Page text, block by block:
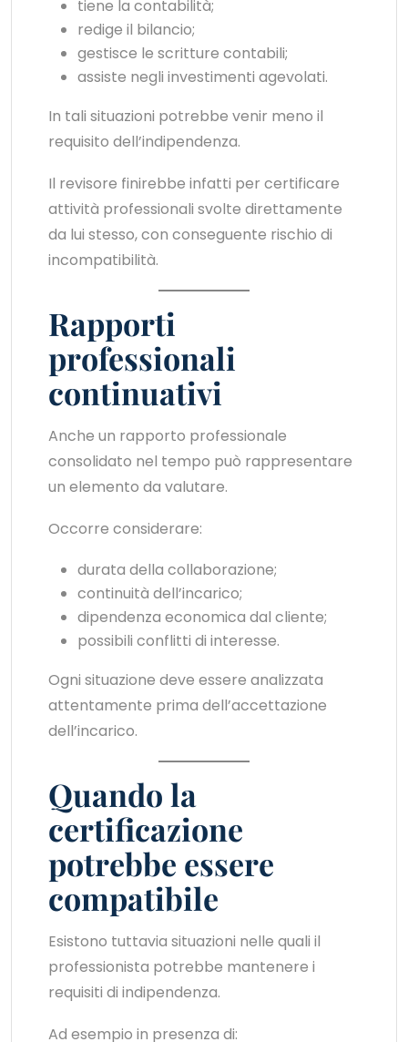
tiene la contabilità;
redige il bilancio;
gestisce le scritture contabili;
assiste negli investimenti agevolati.
In tali situazioni potrebbe venir meno il
requisito dell’indipendenza.
Il revisore finirebbe infatti per certificare
attività professionali svolte direttamente
da lui stesso, con conseguente rischio di
incompatibilità.
Rapporti
professionali
continuativi
Anche un rapporto professionale
consolidato nel tempo può rappresentare
un elemento da valutare.
Occorre considerare:
durata della collaborazione;
continuità dell’incarico;
dipendenza economica dal cliente;
possibili conflitti di interesse.
Ogni situazione deve essere analizzata
attentamente prima dell’accettazione
dell’incarico.
Quando la
certificazione
potrebbe essere
compatibile
Esistono tuttavia situazioni nelle quali il
professionista potrebbe mantenere i
requisiti di indipendenza.
Ad esempio in presenza di: